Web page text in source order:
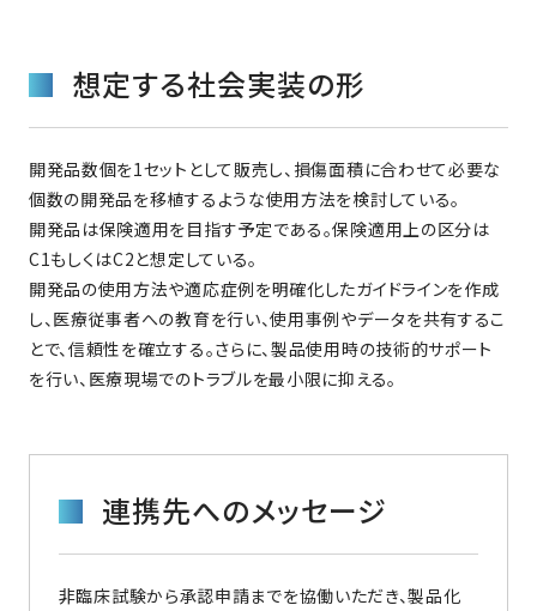
想定する社会実装の形
開発品数個を1セットとして販売し、損傷面積に合わせて必要な
個数の開発品を移植するような使用方法を検討している。
開発品は保険適用を目指す予定である。保険適用上の区分は
C1もしくはC2と想定している。
開発品の使用方法や適応症例を明確化したガイドラインを作成
し、医療従事者への教育を行い、使用事例やデータを共有するこ
とで、信頼性を確立する。さらに、製品使用時の技術的サポート
を行い、医療現場でのトラブルを最小限に抑える。
連携先へのメッセージ
非臨床試験から承認申請までを協働いただき、製品化